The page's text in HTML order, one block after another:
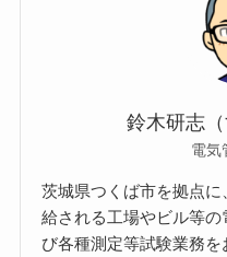
鈴木研志（
電気
茨城県つくば市を拠点
給される工場やビル等
び各種測定等試験業務を